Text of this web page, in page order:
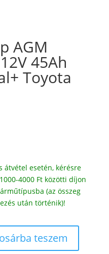
AGM
45Ah
Toyota
átvétel esetén, kérésre
4000 Ft közötti díjon
(az összeg
után történik)!
teszem